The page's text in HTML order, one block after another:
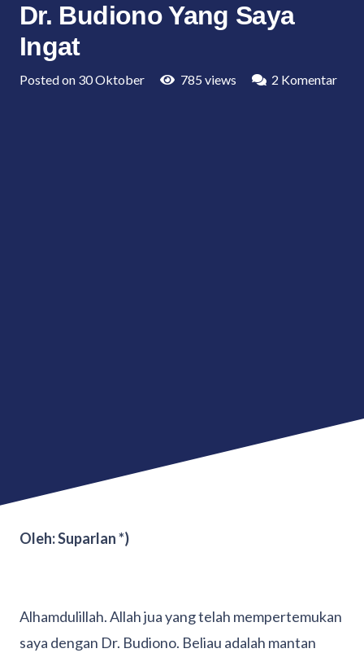
Dr. Budiono Yang Saya
Ingat
Posted on 30 Oktober 785 views 2 Komentar
Oleh: Suparlan *)
Alhamdulillah. Allah jua yang telah mempertemukan
saya dengan Dr. Budiono. Beliau adalah mantan